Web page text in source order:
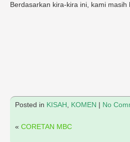
Berdasarkan kira-kira ini, kami
Posted in KISAH KOMEN | No
« CORETAN MBC